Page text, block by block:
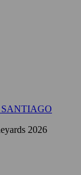
SANTIAGO
2026